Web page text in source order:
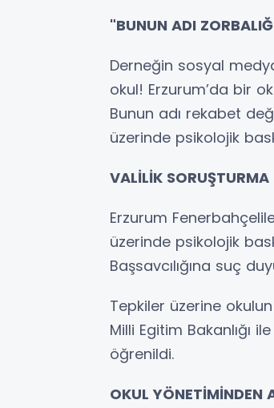
"BUNUN ADI
Derneğin sosyal
okul! Erzurum’da bir
Bunun adı rekabet
üzerinde psikolojik
VALİLİK
Erzurum
üzerinde psikolojik
Başsavcılığına suç
Tepkiler üzerine
Milli Egitim Bakanlığı
öğrenildi.
OKUL YÖNETİMİNDEN